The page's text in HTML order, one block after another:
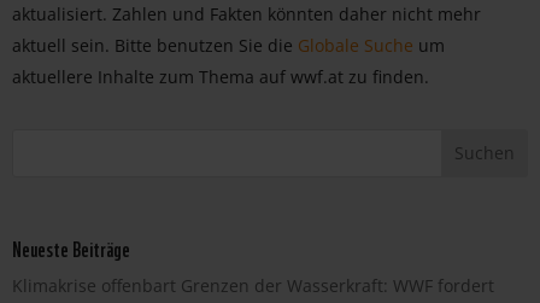
aktualisiert. Zahlen und Fakten könnten daher nicht mehr
aktuell sein. Bitte benutzen Sie die Globale Suche um
aktuellere Inhalte zum Thema auf wwf.at zu finden.
Neueste Beiträge
Klimakrise offenbart Grenzen der Wasserkraft: WWF fordert